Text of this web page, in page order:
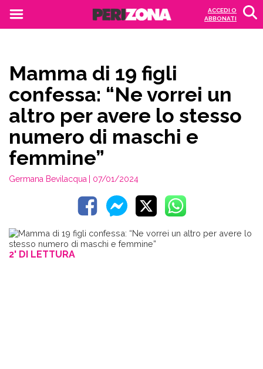
ACCEDI O
ABBONATI
Mamma di 19 figli
confessa: “Ne vorrei un
altro per avere lo stesso
numero di maschi e
femmine”
Germana Bevilacqua | 07/01/2024
2' DI LETTURA